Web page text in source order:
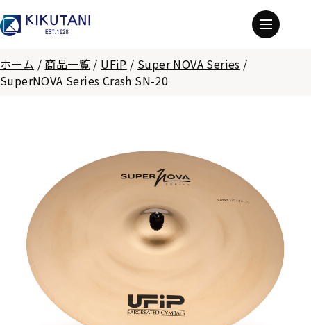
ホーム / 商品一覧 / UFiP / Super NOVA Series /
SuperNOVA Series Crash SN-20